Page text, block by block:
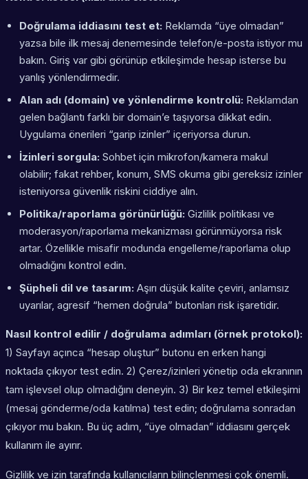
Doğrulama iddiasını test et: Reklamda “üye olmadan”
yazsa bile ilk mesaj denemesinde telefon/e-posta istiyor mu
bakın. Giriş var gibi görünüp etkileşimde hesap isterse bu
yanlış yönlendirmedir.
Alan adı (domain) ve yönlendirme kontrolü: Reklamdan
gelen bağlantı farklı bir domain’e taşıyorsa dikkat edin.
Uygulama önerileri “garip izinler” içeriyorsa durun.
İzinleri sorgula: Sohbet için mikrofon/kamera makul
olabilir; fakat rehber, konum, SMS okuma gibi gereksiz izinler
isteniyorsa güvenlik riskini ciddiye alın.
Politika/raporlama görünürlüğü: Gizlilik politikası ve
moderasyon/raporlama mekanizması görünmüyorsa risk
artar. Özellikle misafir modunda engelleme/raporlama olup
olmadığını kontrol edin.
Şüpheli dil ve tasarım: Aşırı düşük kalite çeviri, anlamsız
uyarılar, agresif “hemen doğrula” butonları risk işaretidir.
Nasıl kontrol edilir / doğrulama adımları (örnek protokol):
1) Sayfayı açınca “hesap oluştur” butonu en erken hangi
noktada çıkıyor test edin. 2) Çerez/izinleri yönetip oda ekranının
tam işlevsel olup olmadığını deneyin. 3) Bir kez temel etkileşimi
(mesaj gönderme/oda katılma) test edin; doğrulama sonradan
çıkıyor mu bakın. Bu üç adım, “üye olmadan” iddiasını gerçek
kullanım ile ayırır.
Gizlilik ve izin tarafında kullanıcıların bilinçlenmesi çok önemli.